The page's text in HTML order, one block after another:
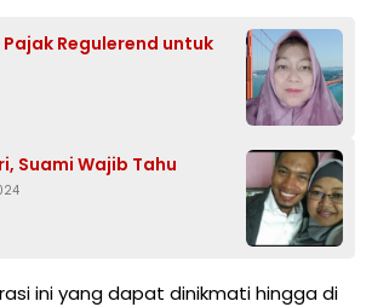
Pajak Regulerend untuk
Suami Wajib Tahu
ini yang dapat dinikmati hingga di